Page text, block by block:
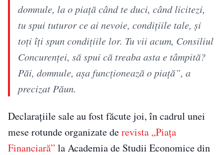
domnule, la o piaţă când te duci, când licitezi,
tu spui tuturor ce ai nevoie, condiţiile tale, şi
toţi îţi spun condiţiile lor. Tu vii acum, Consiliul
Concurenţei, să spui că treaba asta e tâmpită?
Păi, domnule, aşa funcţionează o piaţă”, a
precizat Păun.
Declaraţiile sale au fost făcute joi, în cadrul unei
mese rotunde organizate derevista „Piaţa
Financiară” la Academia de Studii Economice din